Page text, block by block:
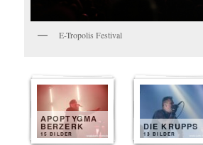
E-Tropolis Festival
APOPTYGMA
BERZERK
15 BILDER
DIE KRUPPS
13 BILDER